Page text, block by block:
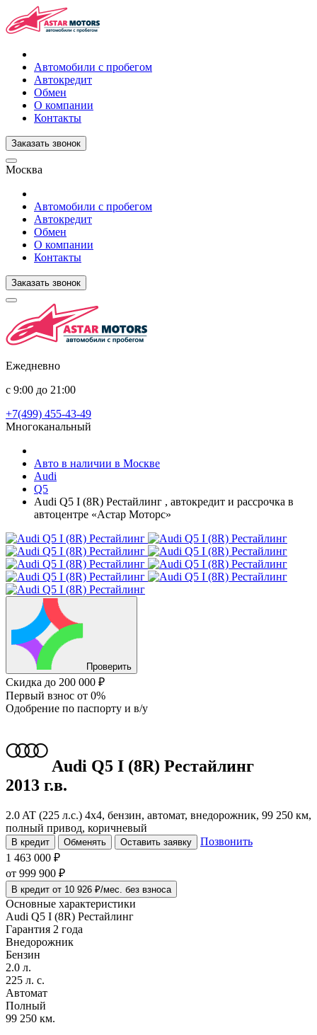
Автомобили с пробегом
Автокредит
Обмен
О компании
Контакты
Заказать звонок
Москва
Автомобили с пробегом
Автокредит
Обмен
О компании
Контакты
Заказать звонок
Ежедневно
с 9:00 до 21:00
+7(499) 455-43-49
Многоканальный
Авто в наличии в Москве
Audi
Q5
Audi Q5 I (8R) Рестайлинг , автокредит и рассрочка в
автоцентре «Астар Моторс»
Проверить
Скидка до 200 000 ₽
Первый взнос от 0%
Одобрение по паспорту и в/у
Audi Q5 I (8R) Рестайлинг
2013 г.в.
2.0 AT (225 л.с.) 4x4, бензин, автомат, внедорожник, 99 250 км,
полный привод, коричневый
В кредит Обменять Оставить заявку
Позвонить
1 463 000 ₽
от 999 900 ₽
В кредит от 10 926 ₽/мес. без взноса
Основные характеристики
Audi Q5 I (8R) Рестайлинг
Гарантия 2 года
Внедорожник
Бензин
2.0 л.
225 л. с.
Автомат
Полный
99 250 км.